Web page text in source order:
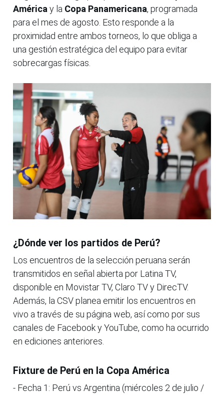
América y la Copa Panamericana, programada
para el mes de agosto. Esto responde a la
proximidad entre ambos torneos, lo que obliga a
una gestión estratégica del equipo para evitar
sobrecargas físicas.
¿Dónde ver los partidos de Perú?
Los encuentros de la selección peruana serán
transmitidos en señal abierta por Latina TV,
disponible en Movistar TV, Claro TV y DirecTV.
Además, la CSV planea emitir los encuentros en
vivo a través de su página web, así como por sus
canales de Facebook y YouTube, como ha ocurrido
en ediciones anteriores.
Fixture de Perú en la Copa América
- Fecha 1: Perú vs Argentina (miércoles 2 de julio /